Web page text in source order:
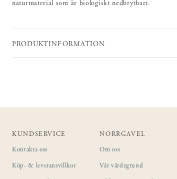
naturmaterial som är biologiskt nedbrytbart.
PRODUKTINFORMATION
KUNDSERVICE
Kontakta oss
Köp- & leveransvillkor
NORRGAVEL
Om oss
Vår värdegrund